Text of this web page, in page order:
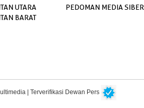
UTARA
BARAT
PEDOMAN MEDIA SIBER
| Terverifikasi Dewan Pers